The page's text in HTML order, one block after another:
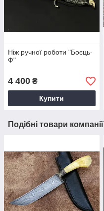
Ніж ручної роботи "Боєць-
Ф"
4 400 ₴
Купити
Подібні товари компанії